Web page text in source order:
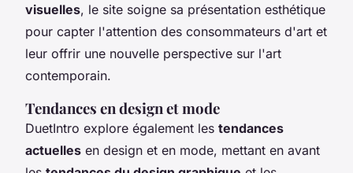
visuelles, le site soigne sa présentation esthétique
pour capter l'attention des consommateurs d'art et
leur offrir une nouvelle perspective sur l'art
contemporain.
Tendances en design et mode
DuetIntro explore également les tendances
actuelles en design et en mode, mettant en avant